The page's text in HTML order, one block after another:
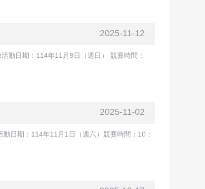
2025-11-12
動日期：114年11月9日（週日） 競賽時間：
2025-11-02
日期：114年11月1日（週六）競賽時間：10：